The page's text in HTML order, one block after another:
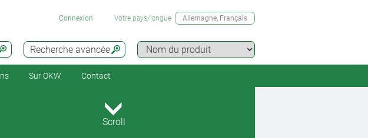
Recherche avancée
Connexion Votre pays/langue Allemagne, Français
Sur OKW Contact
Scroll